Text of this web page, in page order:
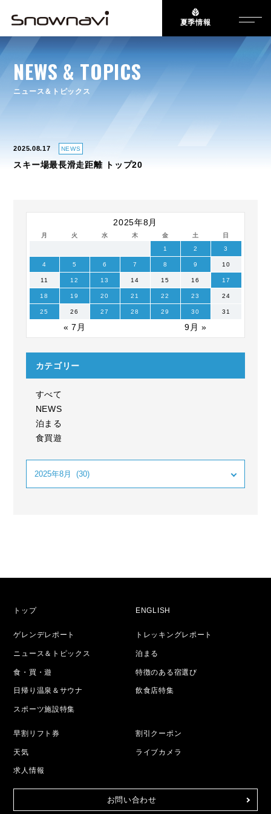
夏季情報
NEWS & TOPICS
ニュース＆トピックス
2025.08.17 NEWS
スキー場最長滑走距離 トップ20
2025年8月
月 火 水 木 金 土 日
« 7月 9月 »
1 2 3
4 5 6 7 8 9 10
11 12 13 14 15 16 17
18 19 20 21 22 23 24
25 26 27 28 29 30 31
カテゴリー
すべて
NEWS
泊まる
食買遊
トップ ENGLISH
ゲレンデレポート トレッキングレポート
ニュース＆トピックス 泊まる
食・買・遊 特徴のある宿選び
日帰り温泉＆サウナ 飲食店特集
スポーツ施設特集
早割リフト券 割引クーポン
天気 ライブカメラ
求人情報
お問い合わせ